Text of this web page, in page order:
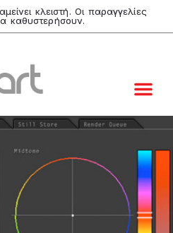
κλειστή. Οι παραγγελίες
καθυστερήσουν.